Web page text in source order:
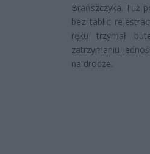
Brańszczyka. Tuż
bez tablic
ręku trzymał
zatrzymaniu
na drodze.